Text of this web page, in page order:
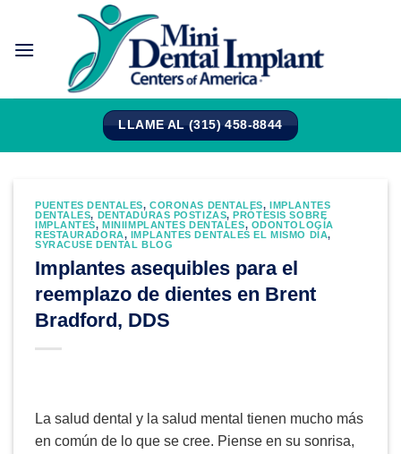
contenido
LLAME AL (315) 458-8844
PUENTES DENTALES,CORONAS DENTALES,IMPLANTES
DENTALES, DENTADURAS POSTIZAS,PRÓTESIS SOBRE
IMPLANTES,MINIIMPLANTES DENTALES, ODONTOLOGÍA
RESTAURADORA, IMPLANTES DENTALES EL MISMO DÍA,
SYRACUSE DENTAL BLOG
Implantes asequibles para el
reemplazo de dientes en Brent
Bradford, DDS
La salud dental y la salud mental tienen mucho más
en común de lo que se cree. Piense en su sonrisa,